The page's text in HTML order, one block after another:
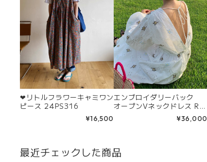
❤︎リトルフラワーキャミワン
ピース 24PS316
¥16,500
エンブロイダリーバック
オープンVネックドレス R0
¥36,000
最近チェックした商品